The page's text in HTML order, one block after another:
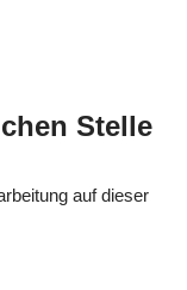
Stelle
auf dieser